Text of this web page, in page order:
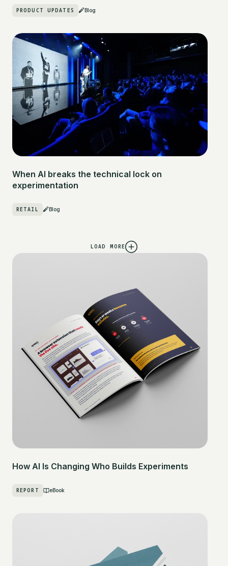
PRODUCT UPDATES Blog
When AI breaks the technical lock on
experimentation
RETAIL Blog
LOAD MORE
How AI Is Changing Who Builds Experiments
REPORT eBook